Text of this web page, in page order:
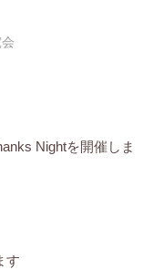
Nightを開催しま
す